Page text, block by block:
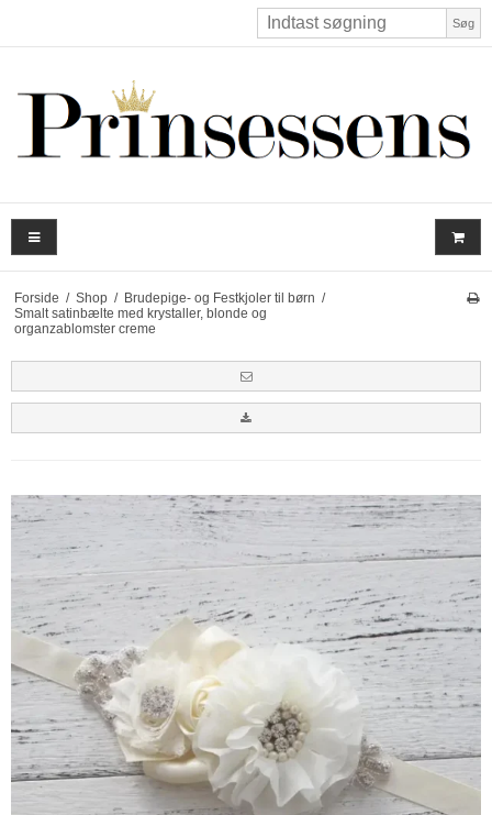
Søg
Forside / Shop / Brudepige- og Festkjoler til børn /
Smalt satinbælte med krystaller, blonde og
organzablomster creme